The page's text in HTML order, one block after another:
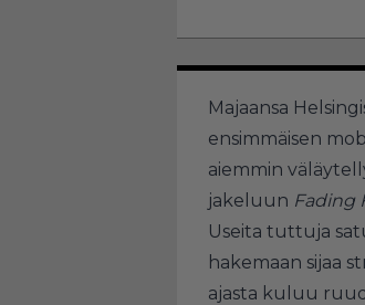
Majaansa
ensimmäisen
aiemmin
jakeluun Fading
Useita tuttuja
hakemaan sijaa
ajasta kuluu